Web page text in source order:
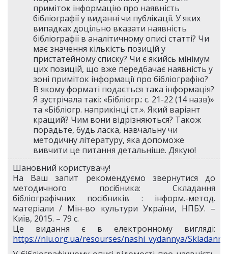
приміток інформацію про наявність
бібліографії у виданні чи публікації. У яких
випадках доцільно вказати наявність
бібліографії в аналітичному описі статті? Чи
має значення кількість позицій у
пристатейному списку? Чи є якийсь мінімум
цих позицій, що вже передбачає наявність у
зоні приміток інформації про бібліографію?
В якому форматі подається така інформація?
Я зустрічала такі: «Бібліогр.: с. 21-22 (14 назв)»
та «Бібліогр. наприкінці ст.». Який варіант
кращий? Чим вони відрізняються? Також
порадьте, будь ласка, навчальну чи
методичну літературу, яка допоможе
вивчити це питання детальніше. Дякую!
Шановний користувачу!
На Ваш запит рекомендуємо звернутися до
методичного посібника: Складання
бібліографічних посібників : інформ.-метод.
матеріали / Мін-во культури України, НПБУ. –
Київ, 2015. – 79 с.
Це видання є в електронному вигляді:
https://nlu.org.ua/resourses/nashi_vydannya/